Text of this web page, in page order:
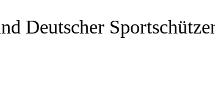
Deutscher